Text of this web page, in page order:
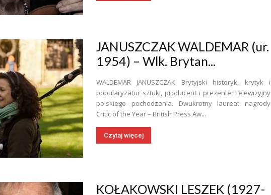
JANUSZCZAK WALDEMAR (ur.
1954) – Wlk. Brytan...
WALDEMAR JANUSZCZAK Brytyjski historyk, krytyk i
popularyzator sztuki, producent i prezenter telewizyjny
polskiego pochodzenia. Dwukrotny laureat nagrody
Critic of the Year – British Press Aw...
Czytaj więcej
KOŁAKOWSKI LESZEK (1927-